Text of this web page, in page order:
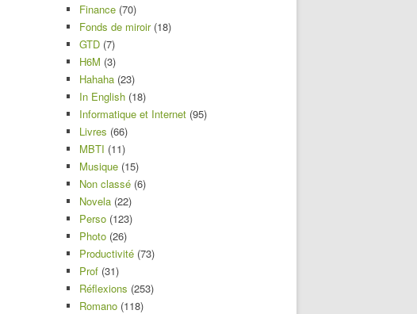
Finance (70)
Fonds de miroir(18)
GTD (7)
H6M (3)
Hahaha (23)
In English (18)
Informatique et Internet (95)
Livres (66)
MBTI (11)
Musique (15)
Non classé (6)
Novela (22)
Perso (123)
Photo (26)
Productivité (73)
Prof (31)
Réflexions (253)
Romano (118)